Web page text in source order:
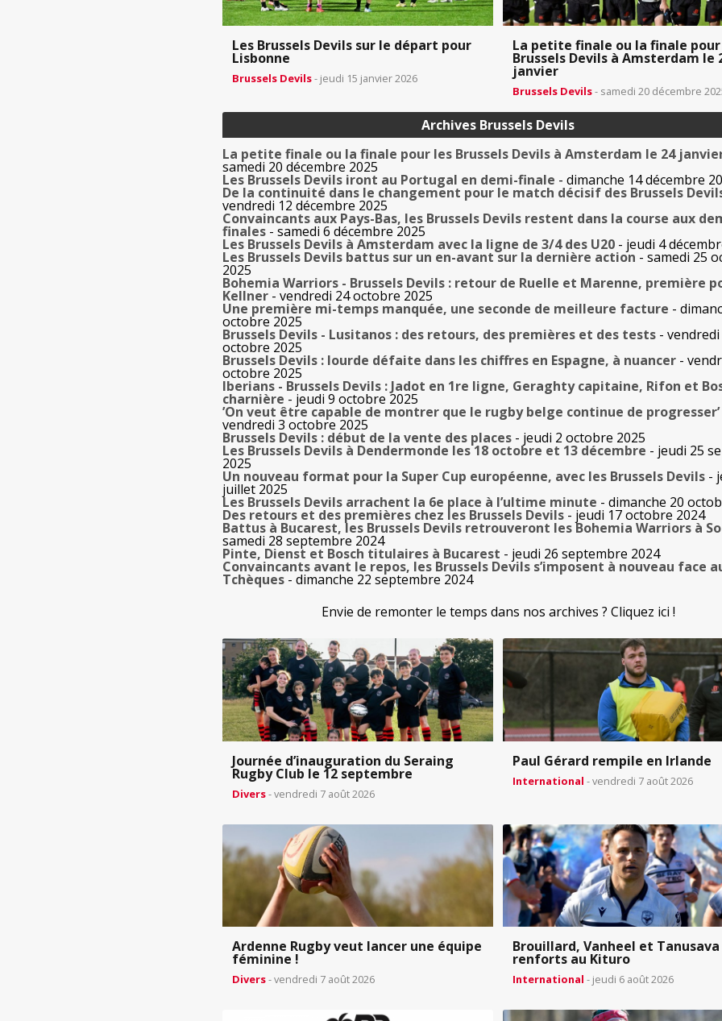
Les Brussels Devils sur le départ pour
Lisbonne
Brussels Devils- jeudi 15 janvier 2026
La petite finale ou la finale
Brussels Devils à Amsterdam le
janvier
Brussels Devils- samedi 20 décembre
Archives Brussels Devils
La petite finale ou la finale pour les Brussels Devils à Amsterdam le 24
samedi 20 décembre 2025
Les Brussels Devils iront au Portugal en demi-finale - dimanche 14 décembre
De la continuité dans le changement pour le match décisif des Brussels
vendredi 12 décembre 2025
Convaincants aux Pays-Bas, les Brussels Devils restent dans la course aux
finales - samedi 6 décembre 2025
Les Brussels Devils à Amsterdam avec la ligne de 3/4 des U20 - jeudi 4
Les Brussels Devils battus sur un en-avant sur la dernière action - samedi 25
2025
Bohemia Warriors - Brussels Devils : retour de Ruelle et Marenne, première
Kellner - vendredi 24 octobre 2025
Une première mi-temps manquée, une seconde de meilleure facture -
octobre 2025
Brussels Devils - Lusitanos : des retours, des premières et des tests -
octobre 2025
Brussels Devils : lourde défaite dans les chiffres en Espagne, à nuancer -
octobre 2025
Iberians - Brussels Devils : Jadot en 1re ligne, Geraghty capitaine, Rifon et
charnière - jeudi 9 octobre 2025
’On veut être capable de montrer que le rugby belge continue de progresser’
vendredi 3 octobre 2025
Brussels Devils : début de la vente des places - jeudi 2 octobre 2025
Les Brussels Devils à Dendermonde les 18 octobre et 13 décembre - jeudi 25
2025
Un nouveau format pour la Super Cup européenne, avec les Brussels Devils -
juillet 2025
Les Brussels Devils arrachent la 6e place à l’ultime minute - dimanche 20
Des retours et des premières chez les Brussels Devils - jeudi 17 octobre 2024
Battus à Bucarest, les Brussels Devils retrouveront les Bohemia Warriors à
samedi 28 septembre 2024
Pinte, Dienst et Bosch titulaires à Bucarest - jeudi 26 septembre 2024
Convaincants avant le repos, les Brussels Devils s’imposent à nouveau face
Tchèques - dimanche 22 septembre 2024
Envie de remonter le temps dans nos archives ? Cliquez ici !
Journée d’inauguration du Seraing
Rugby Club le 12 septembre
Divers- vendredi 7 août 2026
Paul Gérard rempile en Irlande
International - vendredi 7 août 2026
Ardenne Rugby veut lancer une équipe
féminine !
Divers- vendredi 7 août 2026
Brouillard, Vanheel et
renforts au Kituro
International - jeudi 6 août 2026